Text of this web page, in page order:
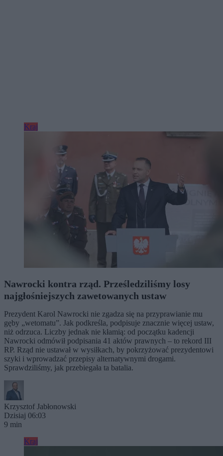
Kraj
Nawrocki kontra rząd. Prześledziliśmy losy
najgłośniejszych zawetowanych ustaw
Prezydent Karol Nawrocki nie zgadza się na przyprawianie mu
gęby „wetomatu”. Jak podkreśla, podpisuje znacznie więcej ustaw,
niż odrzuca. Liczby jednak nie kłamią: od początku kadencji
Nawrocki odmówił podpisania 41 aktów prawnych – to rekord III
RP. Rząd nie ustawał w wysiłkach, by pokrzyżować prezydentowi
szyki i wprowadzać przepisy alternatywnymi drogami.
Sprawdziliśmy, jak przebiegała ta batalia.
Krzysztof Jabłonowski
Dzisiaj 06:03
9 min
Kraj